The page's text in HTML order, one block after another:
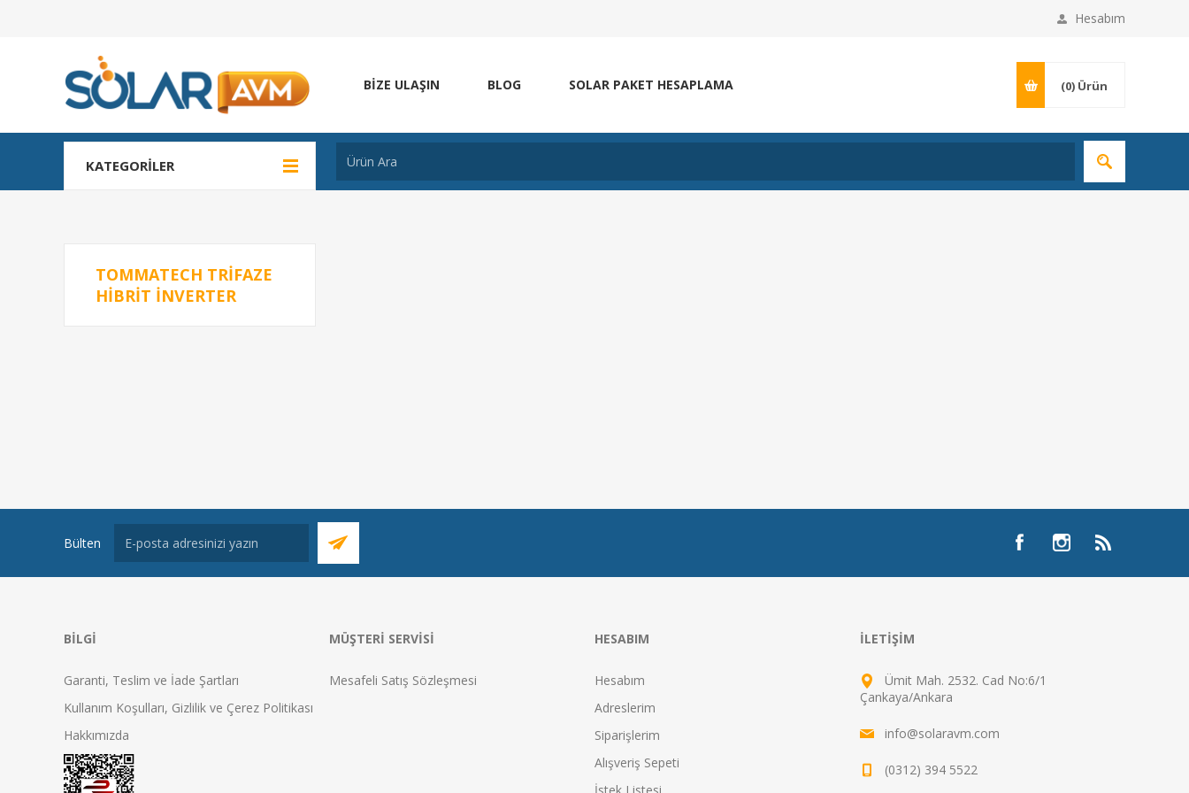
Hesabım
BIZE ULAŞIN BLOG SOLAR PAKET HESAPLAMA (0) Ürün
KATEGORILER
TOMMATECH TRIFAZE
HIBRIT INVERTER
Bülten
BILGI
Garanti, Teslim ve İade Şartları
Kullanım Koşulları, Gizlilik ve Çerez Politikası
Hakkımızda
MÜŞTERI SERVISI
Mesafeli Satış Sözleşmesi
HESABIM
Hesabım
Adreslerim
Siparişlerim
Alışveriş Sepeti
İLETIŞIM
Ümit Mah. 2532. Cad No:6/1
Çankaya/Ankara
info@solaravm.com
(0312) 394 5522